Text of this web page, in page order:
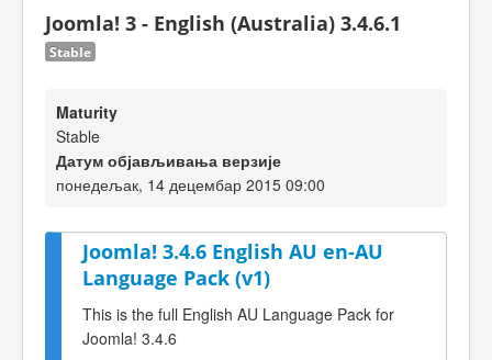
Joomla! 3 - English (Australia) 3.4.6.1
Stable
Maturity
Stable
Датум објављивања верзије
понедељак, 14 децембар 2015 09:00
Joomla! 3.4.6 English AU en-AU
Language Pack (v1)
This is the full English AU Language Pack for
Joomla! 3.4.6